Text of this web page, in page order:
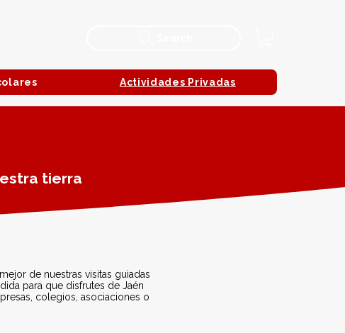
Actividades Privadas
tierra
de nuestras visitas guiadas
para que disfrutes de Jaén
colegios, asociaciones o